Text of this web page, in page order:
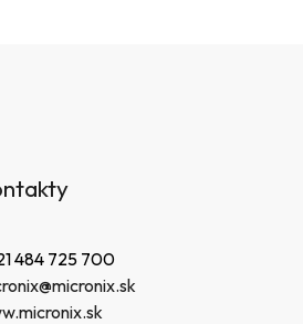
484 725 700